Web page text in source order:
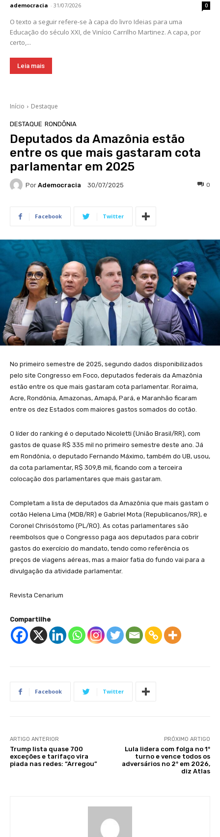
ademocracia - 31/07/2026 0
O texto a seguir refere-se à capa do livro Ideias para uma
Educação do século XXI, de Vinício Carrilho Martinez. A capa, por
certo,...
Leia mais